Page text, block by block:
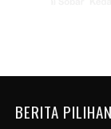
BERITA PILIHAN